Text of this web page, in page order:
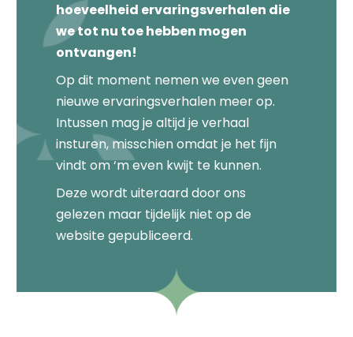
hoeveelheid ervaringsverhalen die
we tot nu toe hebben mogen
ontvangen!
Op dit moment nemen we even geen
nieuwe ervaringsverhalen meer op.
Intussen mag je altijd je verhaal
insturen, misschien omdat je het fijn
vindt om ‘m even kwijt te kunnen.
Deze wordt uiteraard door ons
gelezen maar tijdelijk niet op de
website gepubliceerd.